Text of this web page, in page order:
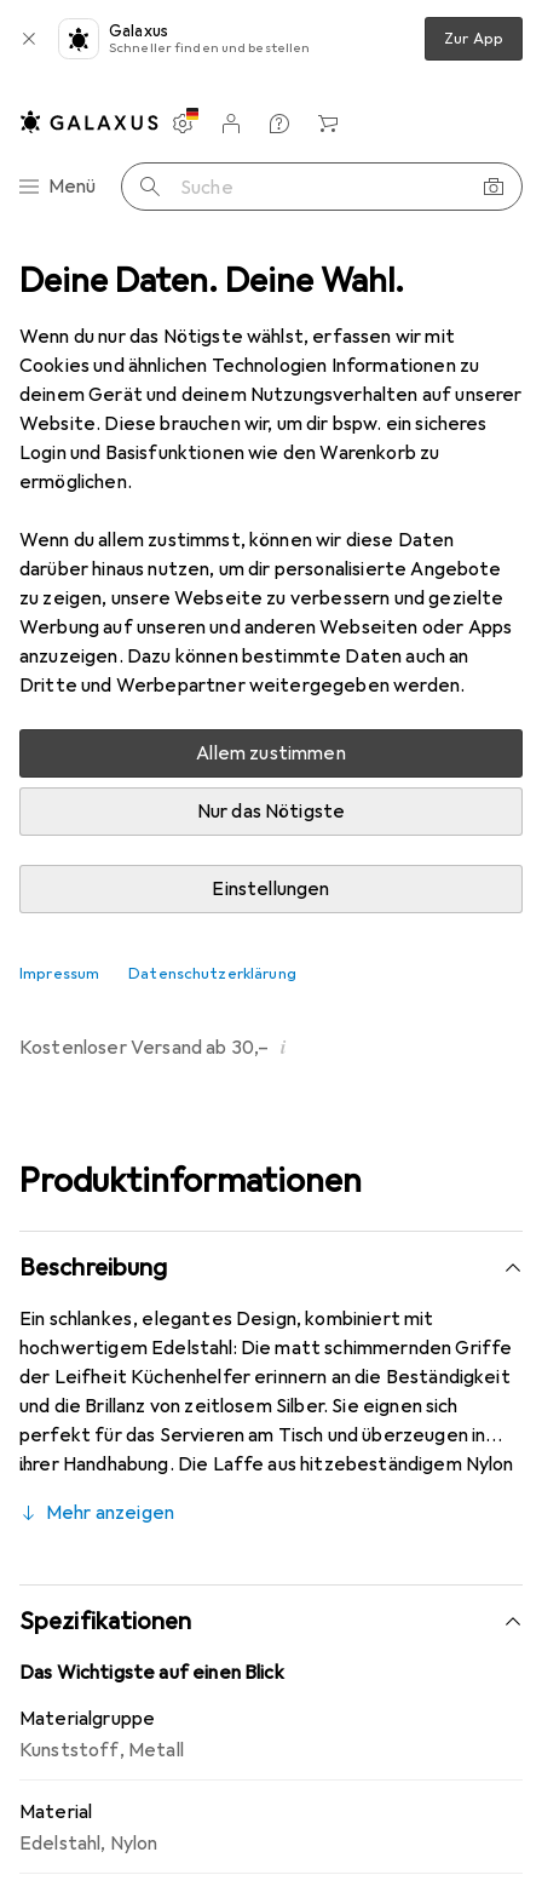
Deine Daten. Deine Wahl.
Wenn du nur das Nötigste wählst, erfassen wir mit
Cookies und ähnlichen Technologien Informationen zu
deinem Gerät und deinem Nutzungsverhalten auf unserer
Website. Diese brauchen wir, um dir bspw. ein sicheres
Login und Basisfunktionen wie den Warenkorb zu
ermöglichen.
Wenn du allem zustimmst, können wir diese Daten
darüber hinaus nutzen, um dir personalisierte Angebote
zu zeigen, unsere Webseite zu verbessern und gezielte
Werbung auf unseren und anderen Webseiten oder Apps
anzuzeigen. Dazu können bestimmte Daten auch an
Dritte und Werbepartner weitergegeben werden.
Allem zustimmen
Nur das Nötigste
Einstellungen
Impressum Datenschutzerklärung
Galaxus
Schneller finden und bestellen Zur App
Navigation nach Kategorien
Menü Suche
Einstellungen
Kundenkonto
Vergleichslisten
Merklisten
Warenkorb
Kochgeschirr Kochbesteck Leifheit Pfannenwender Nylon
5 Bilder
LeifheitPfannenwender Nylon
EUR
9,98
13
Bewertungen Marke
Mehr von Leifheit
Mehr als 10 Stück an Lager beim Drittanbieter
Lieferort angeben für genaue Lieferzeit
In den Warenkorb
Vergleichen
Kostenloser Versand ab 30,– i
Produktinformationen
Beschreibung
Ein schlankes, elegantes Design, kombiniert mit
hochwertigem Edelstahl: Die matt schimmernden Griffe
der Leifheit Küchenhelfer erinnern an die Beständigkeit
und die Brillanz von zeitlosem Silber. Sie eignen sich
perfekt für das Servieren am Tisch und überzeugen in
ihrer Handhabung. Die Laffe aus hitzebeständigem Nylon
beschichteter Pfannen und Töpfe. Der oval geformte
Hand. Der hochwertige Edelstahl sorgt für angenehme
Stabilität und verfügt über eine praktische Aufhängeöse
für die separat erhältliche Hakenleiste.
Mehr anzeigen
Spezifikationen
Das Wichtigste auf einen Blick
Materialgruppe
Kunststoff, Metall
Material
Edelstahl, Nylon